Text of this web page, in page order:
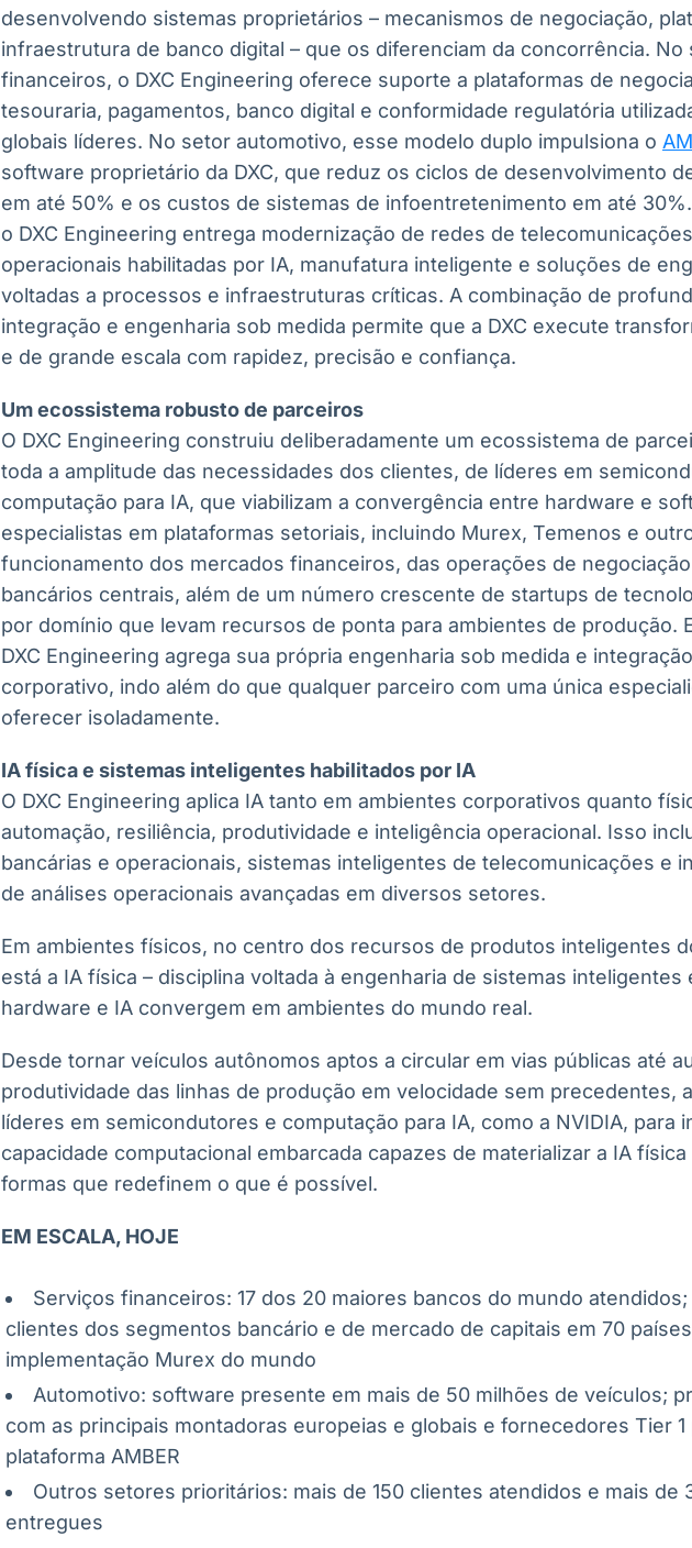
desenvolvendo sistemas proprietários – mecanismos de negociação,
infraestrutura de banco digital – que os diferenciam da concorrência.
financeiros, o DXC Engineering oferece suporte a plataformas de
tesouraria, pagamentos, banco digital e conformidade regulatória
globais líderes. No setor automotivo, esse modelo duplo impulsiona o
software proprietário da DXC, que reduz os ciclos de desenvolvimento
em até 50% e os custos de sistemas de infoentretenimento em até
o DXC Engineering entrega modernização de redes de
operacionais habilitadas por IA, manufatura inteligente e soluções de
voltadas a processos e infraestruturas críticas. A combinação de
integração e engenharia sob medida permite que a DXC execute
e de grande escala com rapidez, precisão e confiança.
Um ecossistema robusto de parceiros
O DXC Engineering construiu deliberadamente um ecossistema de
toda a amplitude das necessidades dos clientes, de líderes em
computação para IA, que viabilizam a convergência entre hardware e
especialistas em plataformas setoriais, incluindo Murex, Temenos e
funcionamento dos mercados financeiros, das operações de
bancários centrais, além de um número crescente de startups de
por domínio que levam recursos de ponta para ambientes de produção.
DXC Engineering agrega sua própria engenharia sob medida e
corporativo, indo além do que qualquer parceiro com uma única
oferecer isoladamente.
IA física e sistemas inteligentes habilitados por IA
O DXC Engineering aplica IA tanto em ambientes corporativos quanto
automação, resiliência, produtividade e inteligência operacional. Isso
bancárias e operacionais, sistemas inteligentes de telecomunicações e
de análises operacionais avançadas em diversos setores.
Em ambientes físicos, no centro dos recursos de produtos inteligentes
está a IA física – disciplina voltada à engenharia de sistemas
hardware e IA convergem em ambientes do mundo real.
Desde tornar veículos autônomos aptos a circular em vias públicas até
produtividade das linhas de produção em velocidade sem precedentes,
líderes em semicondutores e computação para IA, como a NVIDIA, para
capacidade computacional embarcada capazes de materializar a IA
formas que redefinem o que é possível.
EM ESCALA, HOJE
Serviços financeiros: 17 dos 20 maiores bancos do mundo
clientes dos segmentos bancário e de mercado de capitais em 70
implementação Murex do mundo
Automotivo: software presente em mais de 50 milhões de veículos;
com as principais montadoras europeias e globais e fornecedores Tier 1
plataforma AMBER
Outros setores prioritários: mais de 150 clientes atendidos e mais de
entregues